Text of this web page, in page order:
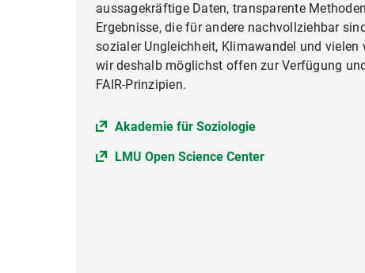
aussagekräftige Daten, transparente
Ergebnisse, die für andere nachvollziehbar
sozialer Ungleichheit, Klimawandel und vielen
wir deshalb möglichst offen zur Verfügung
FAIR-Prinzipien.
Akademie für Soziologie
LMU Open Science Center